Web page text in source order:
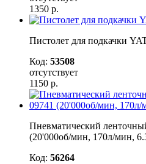
1350 р.
Пистолет для подкачки
Код: 53508
отсутствует
1150 р.
Пневматический
(20'000об/мин, 170л/мин,
Код: 56264